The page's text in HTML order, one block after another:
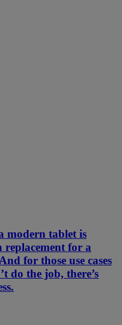
modern tablet is
replacement for a
for those use cases
do the job, there’s